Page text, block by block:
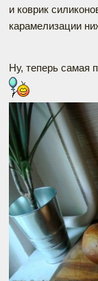
и коврик
карамелизации
Ну, теперь самая